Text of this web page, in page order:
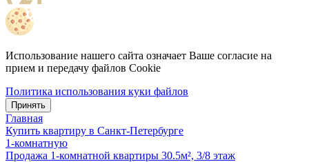
Использование нашего сайта означает Ваше согласие на
прием и передачу файлов Cookie
Политика использования куки файлов
Принять
Главная
Купить квартиру в Санкт-Петербурге
1-комнатную
Продажа 1-комнатной квартиры 30.5м², 3/8 этаж